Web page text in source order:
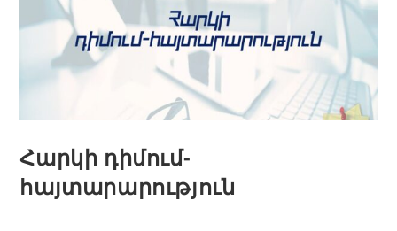
Հարկի դիմում-
հայտարարություն